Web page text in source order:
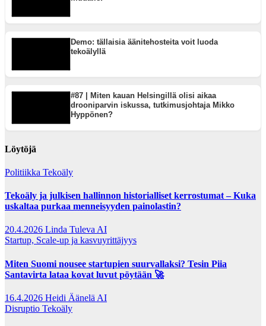
Demo: tällaisia äänitehosteita voit luoda
tekoälyllä
#87 | Miten kauan Helsingillä olisi aikaa
drooniparvin iskussa, tutkimusjohtaja Mikko
Hyppönen?
Löytöjä
Politiikka Tekoäly
Tekoäly ja julkisen hallinnon historialliset kerrostumat – Kuka
uskaltaa purkaa menneisyyden painolastin?
20.4.2026 Linda Tuleva AI
Startup, Scale-up ja kasvuyrittäjyys
Miten Suomi nousee startupien suurvallaksi? Tesin Piia
Santavirta lataa kovat luvut pöytään 🚀
16.4.2026 Heidi Äänelä AI
Disruptio Tekoäly